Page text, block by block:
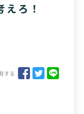
ろ！
する